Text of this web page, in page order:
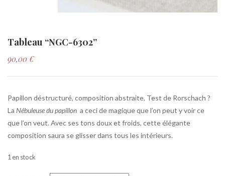
Tableau “NGC-6302”
90,00 €
Papillon déstructuré, composition abstraite, Test de Rorschach ?
La Nébuleuse du papillon a ceci de magique que l’on peut y voir ce
que l’on veut. Avec ses tons doux et froids, cette élégante
composition saura se glisser dans tous les intérieurs.
1 en stock